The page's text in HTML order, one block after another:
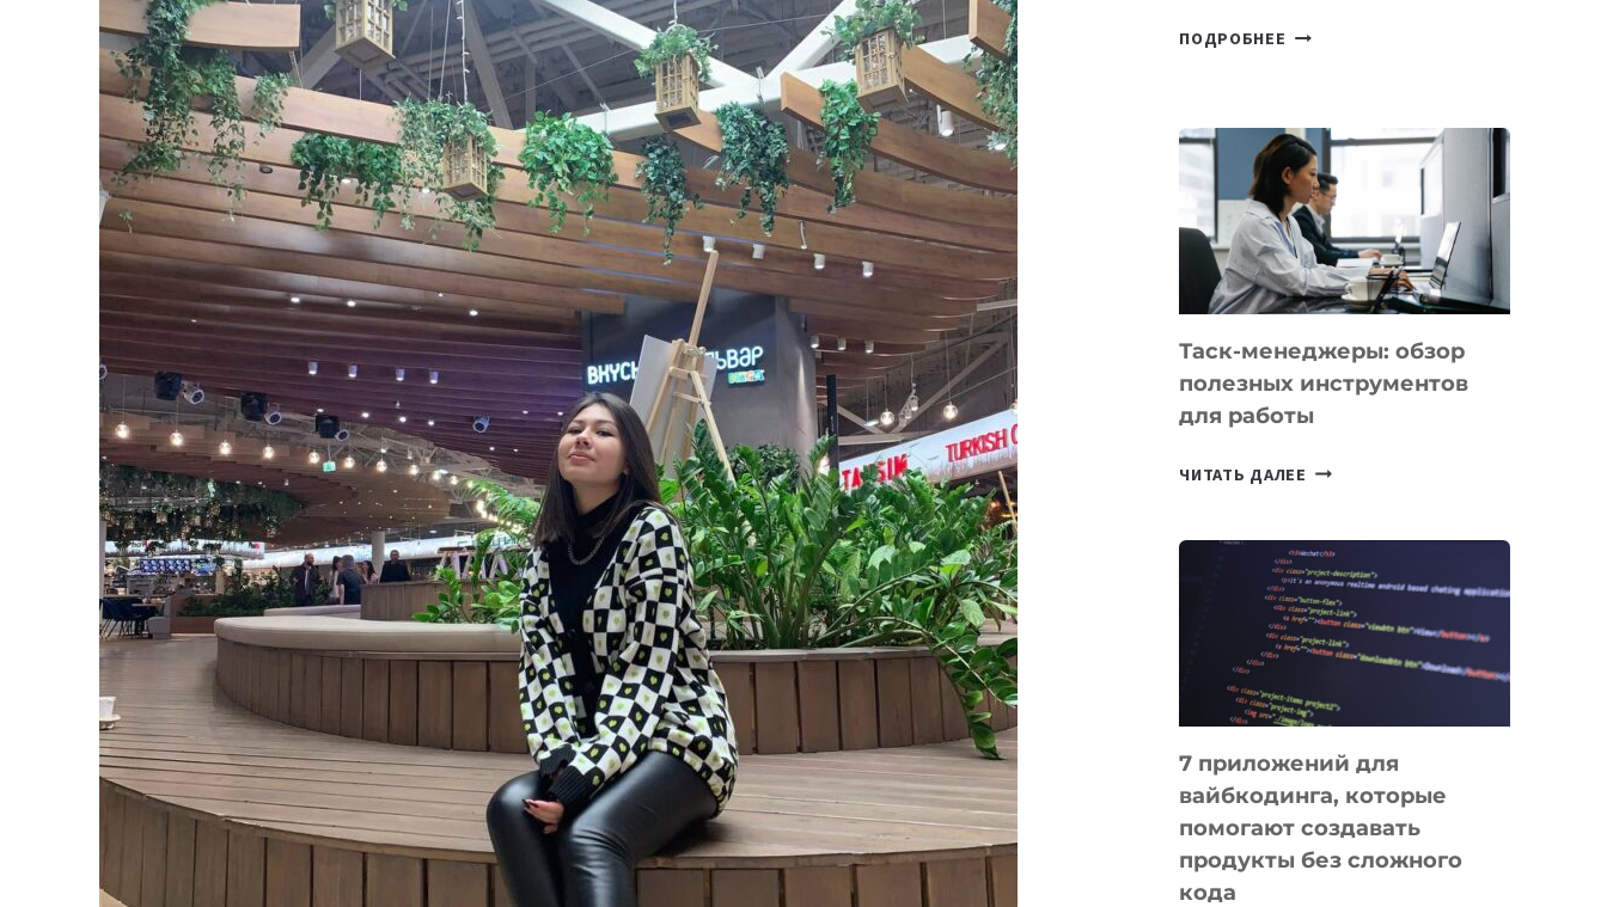
ПОДРОБНЕЕ
КОТОРЫЕ
РАЗВИВАЮТ
ТЕХНОЛОГИЧЕСКОЕ
ОБРАЗОВАНИЕ
ТАДЖИКИСТАНА
Таск-менеджеры: обзор
полезных инструментов
для работы
ЧИТАТЬ ДАЛЕЕ ТАСК-
ПОЛЕЗНЫХ
ИНСТРУМЕНТОВ
ДЛЯ
РАБОТЫ
7 приложений для
вайбкодинга, которые
помогают создавать
продукты без сложного
кода